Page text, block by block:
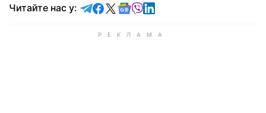
Читайте нас у: Читайте у Telegram
Читайте у Facebook
Читайте у X
Читайте у Google news
Читайте у Viber
Читайте у LinkedIn